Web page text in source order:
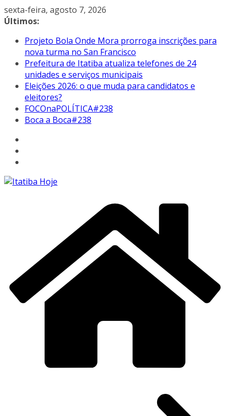
Pular
para
conteúdo
sexta-feira, agosto 7, 2026
Últimos:
Projeto Bola Onde Mora prorroga inscrições para
nova turma no San Francisco
Prefeitura de Itatiba atualiza telefones de 24
unidades e serviços municipais
Eleições 2026: o que muda para candidatos e
eleitores?
FOCOnaPOLÍTICA#238
Boca a Boca#238